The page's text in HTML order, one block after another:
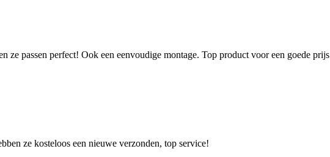
passen perfect! Ook een eenvoudige montage. Top product voor een goede prijs
ze kosteloos een nieuwe verzonden, top service!